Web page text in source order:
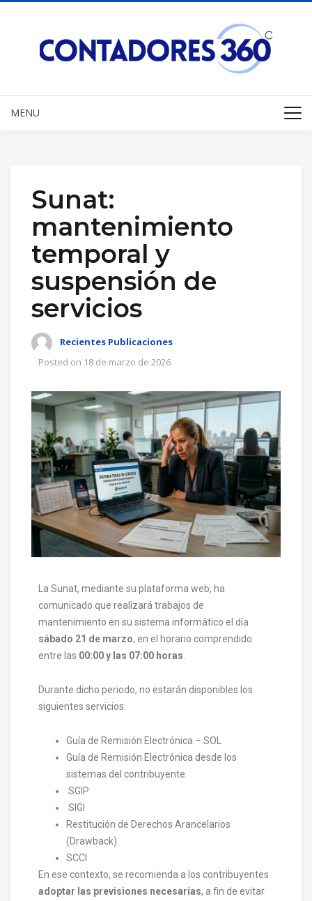
MENU
Sunat:
mantenimiento
temporal y
suspensión de
servicios
Recientes Publicaciones
Posted on 18 de marzo de 2026
La Sunat, mediante su plataforma web, ha
comunicado que realizará trabajos de
mantenimiento en su sistema informático el día
sábado 21 de marzo, en el horario comprendido
entre las 00:00 y las 07:00 horas
Durante dicho periodo, no estarán disponibles los
siguientes servicios:
Guía de Remisión Electrónica – SOL
Guía de Remisión Electrónica desde los
sistemas del contribuyente
SGIP
SIGI
Restitución de Derechos Arancelarios
(Drawback)
SCCI
En ese contexto, se recomienda a los contribuyentes
adoptar las previsiones necesarias, a fin de evitar